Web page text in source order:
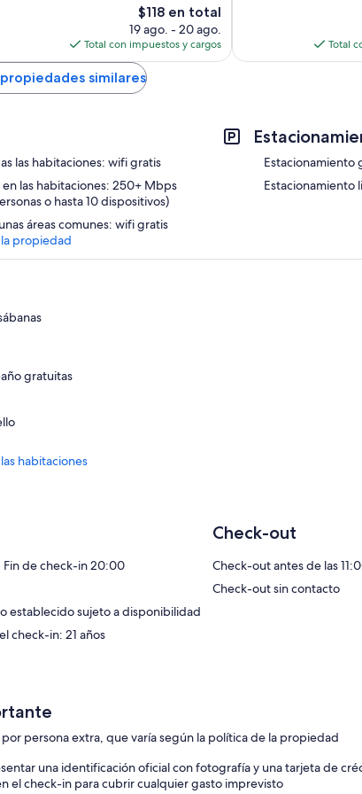
El
precio
actual
es
de
$118
$118 en total
19 ago. - 20 ago.
Total con impuestos y cargos Total
similares
las habitaciones: wifi gratis
las habitaciones: 250+ Mbps
o hasta 10 dispositivos)
áreas comunes: wifi gratis
Estacionamiento
Estacionamiento
propiedad
gratuitas
habitaciones
Fin de check-in 20:00
establecido sujeto a disponibilidad
check-in: 21 años
Check-out
Check-out antes de las
Check-out sin contacto
persona extra, que varía según la política de la propiedad
una identificación oficial con fotografía y una tarjeta de
el check-in para cubrir cualquier gasto imprevisto